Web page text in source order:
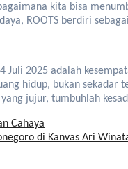
kita bisa
ROOTS berdiri
Juli 2025 adalah
hidup, bukan sekadar
jujur, tumbuhlah
Cahaya
di Kanvas Ari